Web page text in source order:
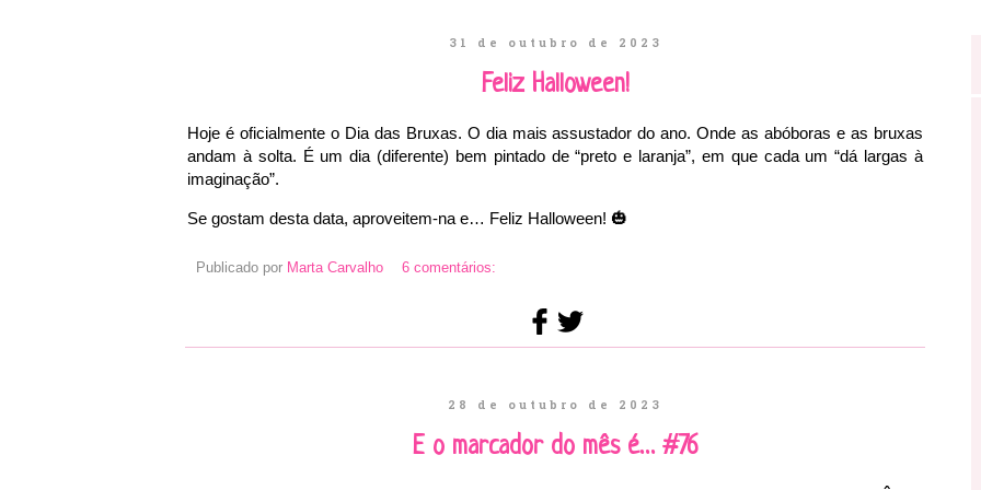
31 de outubro de 2023
Feliz Halloween!
Hoje é oficialmente o Dia das Bruxas. O dia mais assustador do ano. Onde as abóboras e as bruxas
andam à solta. É um dia (diferente) bem pintado de “preto e laranja”, em que cada um “dá largas à
imaginação”.
Se gostam desta data, aproveitem-na e… Feliz Halloween! 🎃
Publicado por Marta Carvalho 6 comentários:
28 de outubro de 2023
E o marcador do mês é… #76